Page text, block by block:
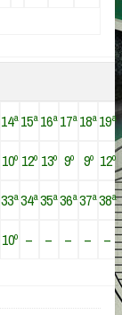
14ª15ª16ª17ª18ª19ª
10º 12º 13º 9º 9º 12º
33ª34ª35ª36ª37ª38ª
10º – – – – –